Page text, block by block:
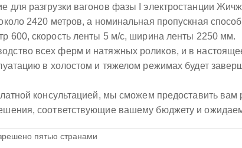
для разгрузки вагонов фазы I электростанции
2420 метров, а номинальная пропускная
600, скорость ленты 5 м/с, ширина ленты 2250 мм.
всех ферм и натяжных роликов, и в
в холостом и тяжелом режимах будет
консультацией, мы сможем предоставить
соответствующие вашему бюджету и
пятью странами